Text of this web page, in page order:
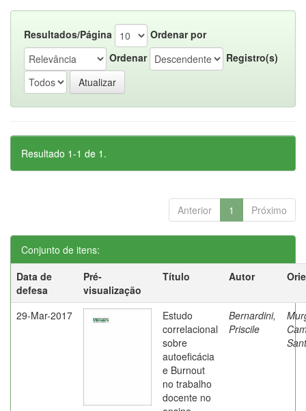
Resultados/Página
Ordenar por
Ordenar
Registro(s)
Resultado 1-1 de 1.
Anterior 1 Próximo
Conjunto de itens:
Data de
defesa
Pré-
visualização
Título Autor
29-Mar-2017
Estudo
correlacional
sobre
autoeficácia
e Burnout
no trabalho
docente no
Bernardini,
Priscile